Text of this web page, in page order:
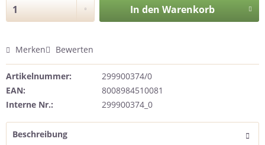
In den Warenkorb
Merken Bewerten
Artikelnummer:
299900374/0
EAN:
8008984510081
Interne Nr.:
299900374_0
Beschreibung